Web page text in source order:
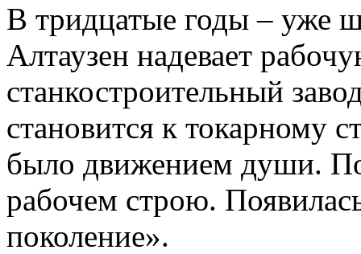
В тридцатые годы – уже
Алтаузен надевает
станкостроительный
становится к токарному
было движением души.
рабочем строю.
поколение».